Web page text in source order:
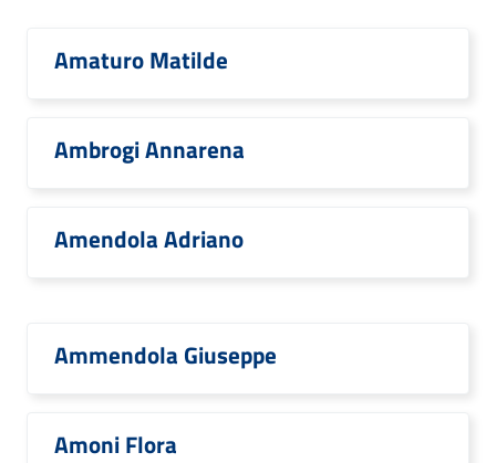
Amaturo Matilde
Ambrogi Annarena
Amendola Adriano
Ammendola Giuseppe
Amoni Flora